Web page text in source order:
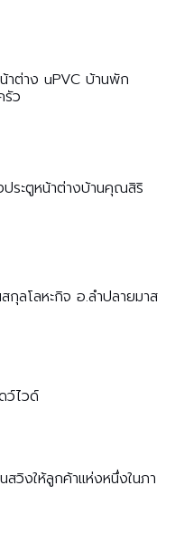
าต่าง uPVC บ้านพัก
ว
ระตูหน้าต่างบ้านคุณสิริ
กุลโลหะกิจ อ.ลำปลายมาส
ว์ไวด์
วิงให้ลูกค้าแห่งหนึ่งในภา